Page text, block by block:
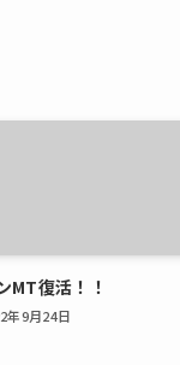
MT復活！！
年9月24日